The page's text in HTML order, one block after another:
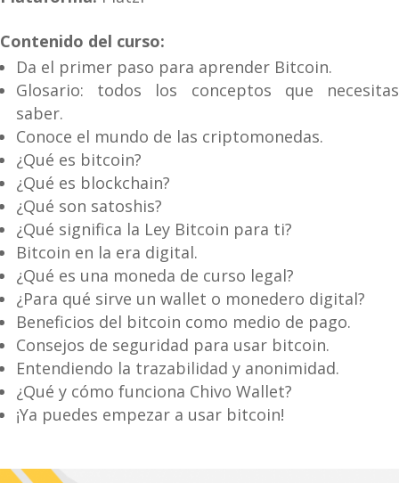
Contenido del curso:
Da el primer paso para aprender Bitcoin.
Glosario: todos los conceptos que necesitas
saber.
Conoce el mundo de las criptomonedas.
¿Qué es bitcoin?
¿Qué es blockchain?
¿Qué son satoshis?
¿Qué significa la Ley Bitcoin para ti?
Bitcoin en la era digital.
¿Qué es una moneda de curso legal?
¿Para qué sirve un wallet o monedero digital?
Beneficios del bitcoin como medio de pago.
Consejos de seguridad para usar bitcoin.
Entendiendo la trazabilidad y anonimidad.
¿Qué y cómo funciona Chivo Wallet?
¡Ya puedes empezar a usar bitcoin!